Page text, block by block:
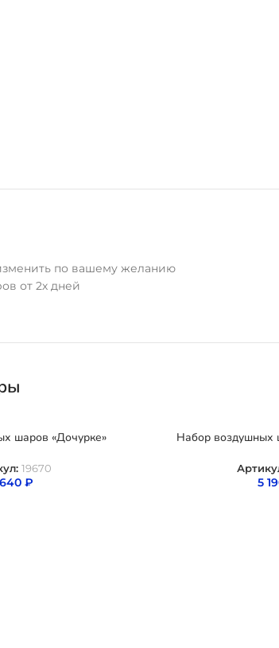
по вашему желанию
от 2х дней
шаров «Дочурке»
19670
₽
Набор воздушных
5